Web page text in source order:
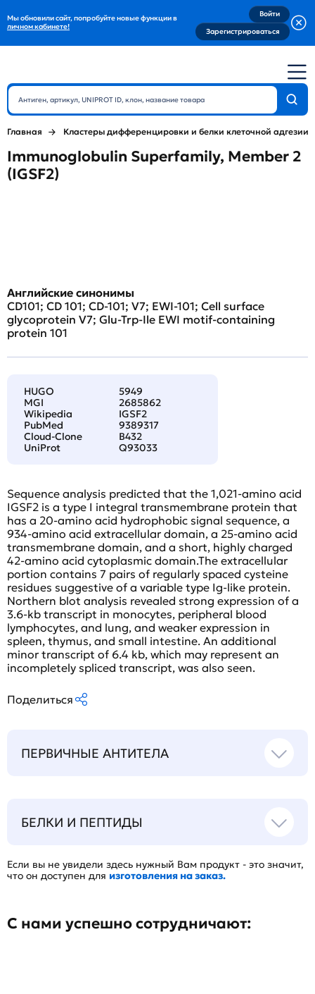
Мы обновили сайт, попробуйте новые функции в
личном кабинете!
Войти
Зарегистрироваться
Главная Кластеры дифференцировки и белки клеточной адгезии
Immunoglobulin Superfamily, Member 2
(IGSF2)
Английские синонимы
CD101; CD 101; CD-101; V7; EWI-101; Cell surface
glycoprotein V7; Glu-Trp-Ile EWI motif-containing
protein 101
HUGO
5949
MGI
2685862
Wikipedia
IGSF2
PubMed
9389317
Cloud-Clone
B432
UniProt
Q93033
Sequence analysis predicted that the 1,021-amino acid
IGSF2 is a type I integral transmembrane protein that
has a 20-amino acid hydrophobic signal sequence, a
934-amino acid extracellular domain, a 25-amino acid
transmembrane domain, and a short, highly charged
42-amino acid cytoplasmic domain.The extracellular
portion contains 7 pairs of regularly spaced cysteine
residues suggestive of a variable type Ig-like protein.
Northern blot analysis revealed strong expression of a
3.6-kb transcript in monocytes, peripheral blood
lymphocytes, and lung, and weaker expression in
spleen, thymus, and small intestine. An additional
minor transcript of 6.4 kb, which may represent an
incompletely spliced transcript, was also seen.
Поделиться
ПЕРВИЧНЫЕ АНТИТЕЛА
БЕЛКИ И ПЕПТИДЫ
Если вы не увидели здесь нужный Вам продукт - это значит,
что он доступен для изготовления на заказ.
С нами успешно сотрудничают: